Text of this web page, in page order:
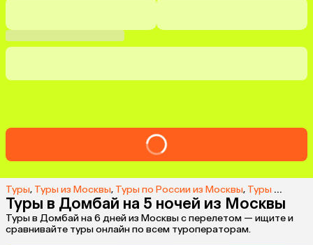
Туры, Туры из Москвы, Туры по России из Москвы, Туры в Домбай из Москвы
Туры в Домбай на 5 ночей из Москвы
Туры в Домбай на 6 дней из Москвы с перелетом — ищите и
сравнивайте туры онлайн по всем туроператорам.